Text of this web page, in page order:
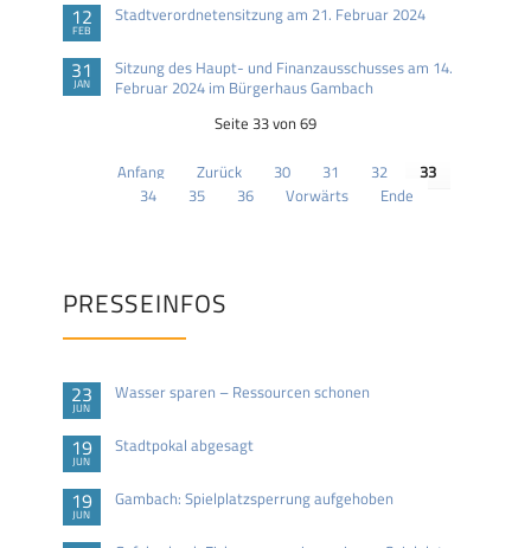
12
FEB
Stadtverordnetensitzung am 21. Februar 2024
31
JAN
Sitzung des Haupt- und Finanzausschusses am 14.
Februar 2024 im Bürgerhaus Gambach
Seite 33 von 69
Anfang Zurück 30 31 32
33
34
35 36 Vorwärts Ende
PRESSEINFOS
23
JUN
Wasser sparen – Ressourcen schonen
19
JUN
Stadtpokal abgesagt
19
JUN
Gambach: Spielplatzsperrung aufgehoben